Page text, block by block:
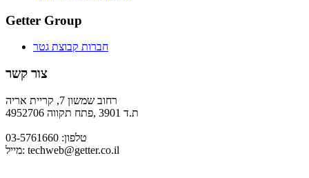
Getter Group
חברות קבוצת גטר
צור קשר
רחוב שמשון 7, קריית אריה
ת.ד 3901 ,פתח תקווה 4952706
טלפון: 03-5761660
מייל: techweb@getter.co.il